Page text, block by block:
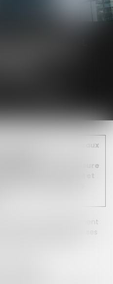
ou propriétaire de locaux
basque
DELMOULY est en mesure
au terme du bail et
d’une procédure
prononcée judiciairement
à une seule de ses
les cas suivants :
autorisée